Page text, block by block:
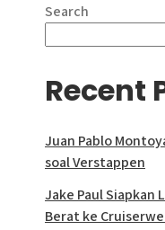
Search
Recent
Juan Pablo
soal Verstappen
Jake Paul Siapkan
Berat ke